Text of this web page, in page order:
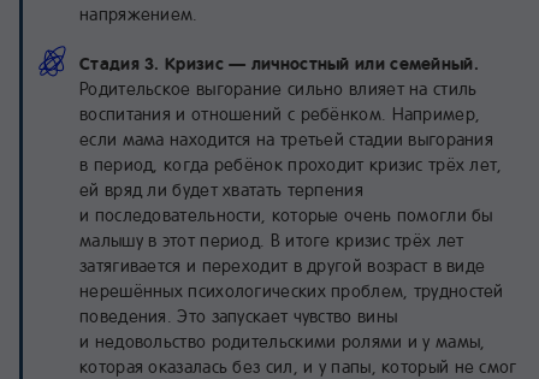
напряжением.
Стадия 3. Кризис — личностный или семейный.
Родительское выгорание сильно влияет на стиль
воспитания и отношений с ребёнком. Например,
если мама находится на третьей стадии выгорания
в период, когда ребёнок проходит кризис трёх лет,
ей вряд ли будет хватать терпения
и последовательности, которые очень помогли бы
малышу в этот период. В итоге кризис трёх лет
затягивается и переходит в другой возраст в виде
нерешённых психологических проблем, трудностей
поведения. Это запускает чувство вины
и недовольство родительскими ролями и у мамы,
которая оказалась без сил, и у папы, который не смог